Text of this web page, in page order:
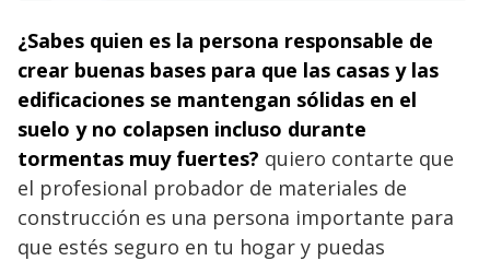
¿Sabes quien es la persona responsable de
crear buenas bases para que las casas y las
edificaciones se mantengan sólidas en el
suelo y no colapsen incluso durante
tormentas muy fuertes? quiero contarte que
el profesional probador de materiales de
construcción es una persona importante para
que estés seguro en tu hogar y puedas